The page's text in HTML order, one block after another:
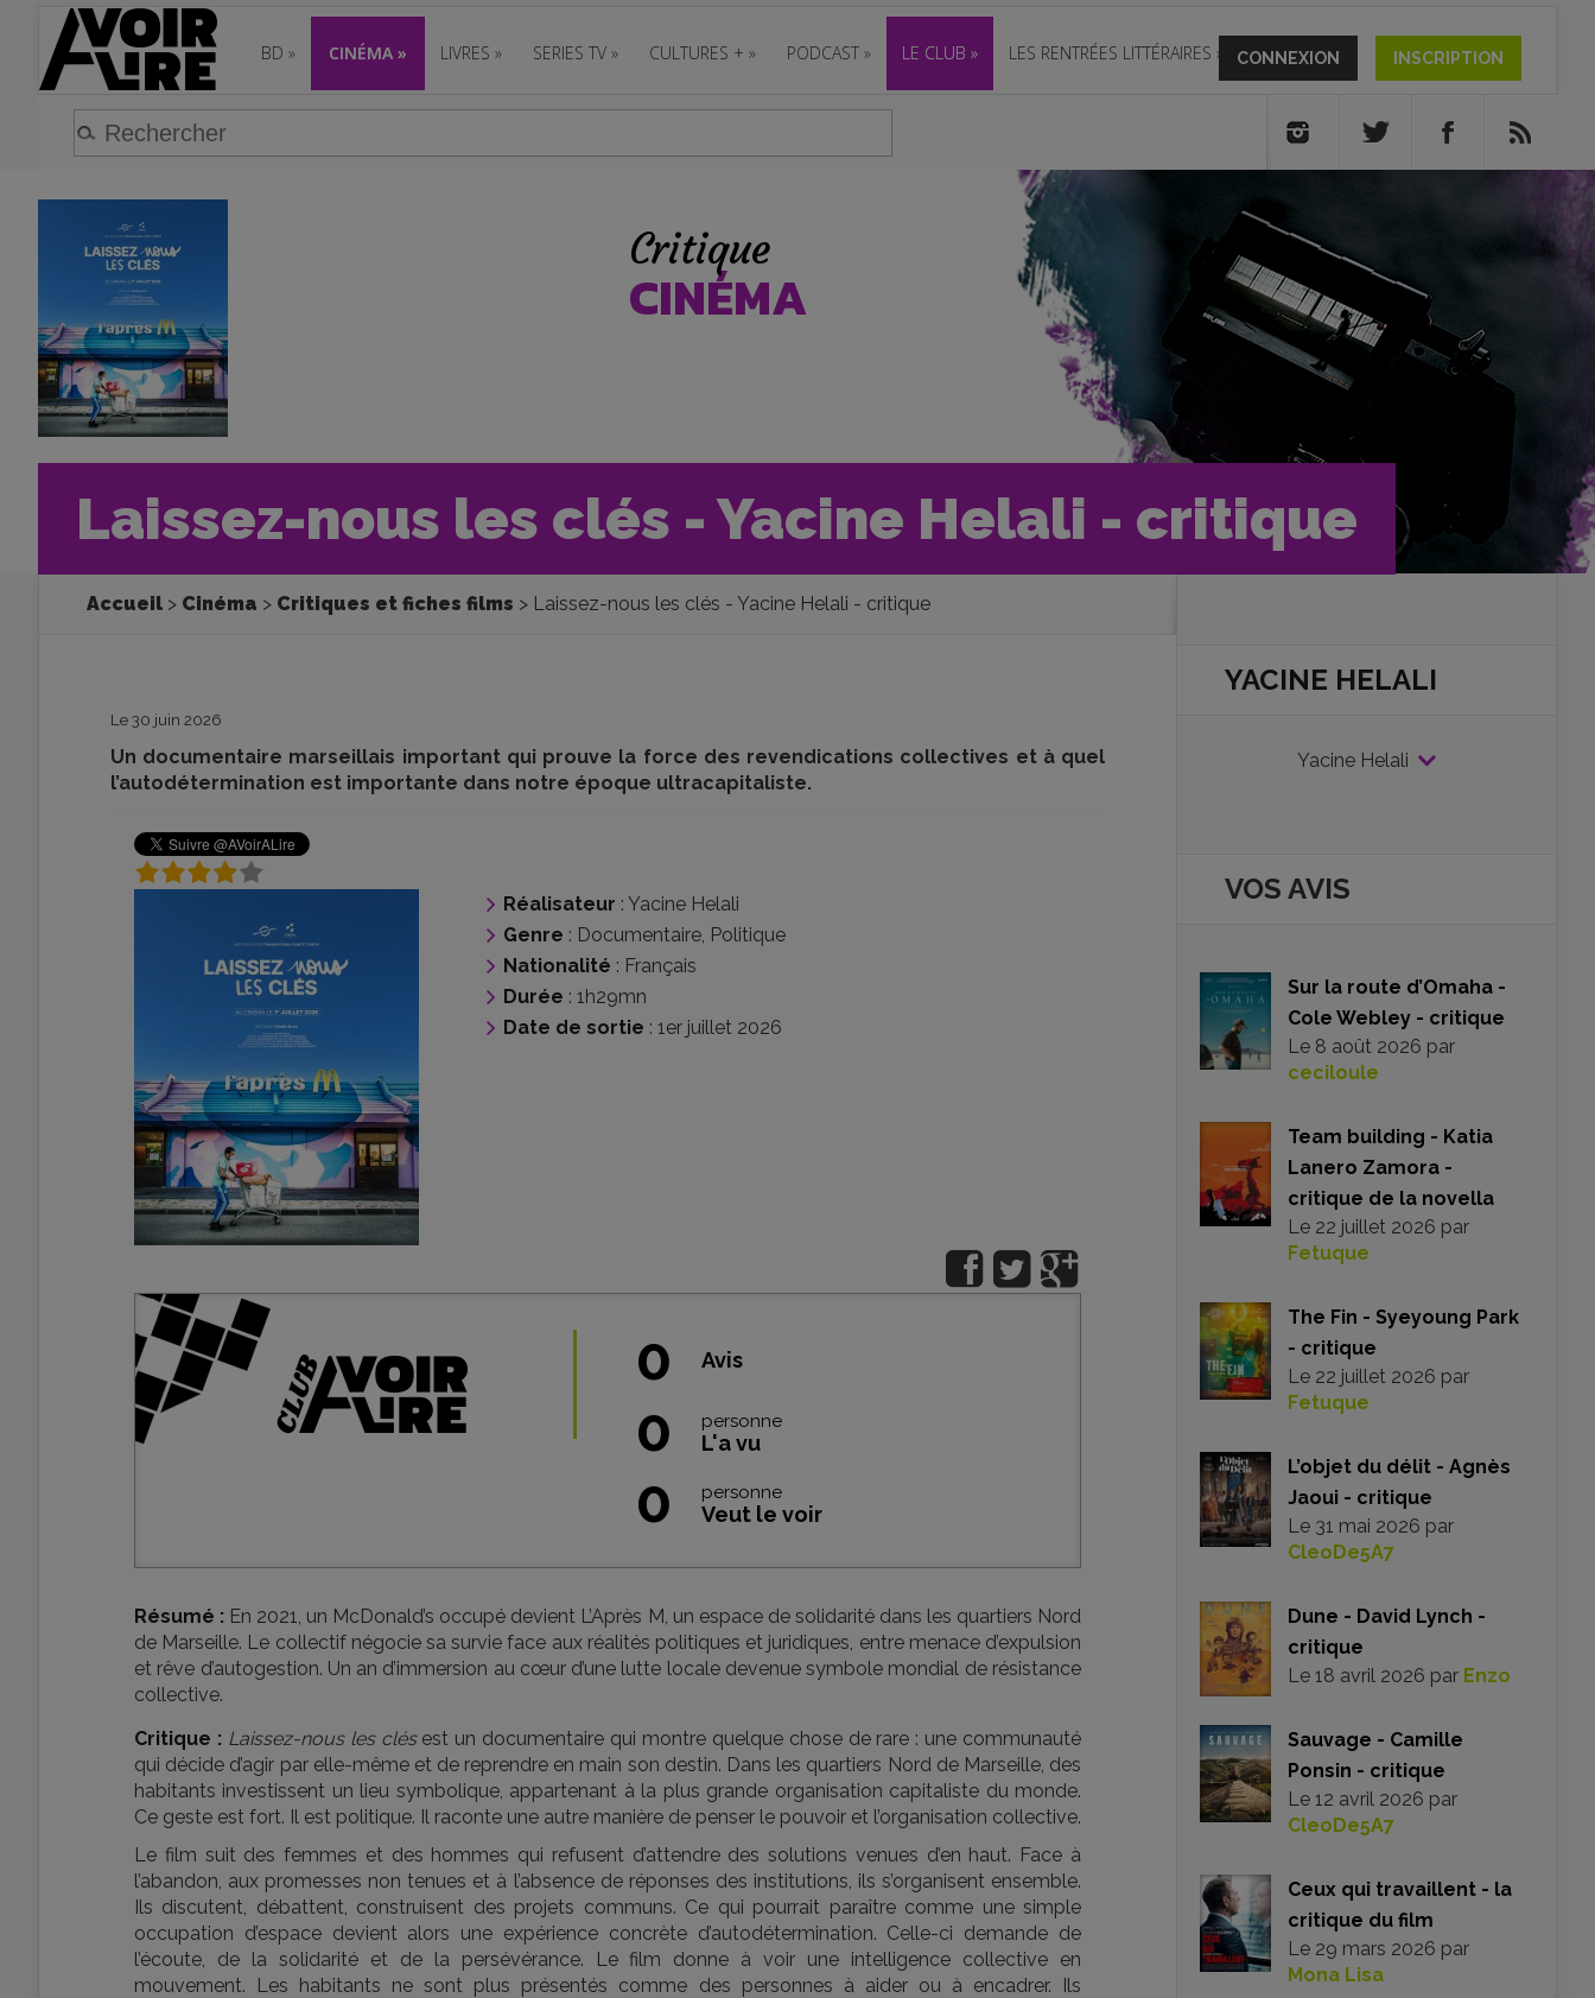
BD » CINÉMA » LIVRES » SERIES TV » CULTURES + » PODCAST » LE CLUB » LES RENTRÉES LITTÉRAIRES » CONNEXION INSCRIPTION
Critique
CINÉMA
Laissez-nous les clés - Yacine Helali - critique
Accueil Cinéma Critiques et fiches films Laissez-nous les clés - Yacine Helali - critique
Le 30 juin 2026
Un documentaire marseillais important qui prouve la force des revendications collectives et à quel
l’autodétermination est importante dans notre époque ultracapitaliste.
Réalisateur : Yacine Helali
Genre : Documentaire, Politique
Nationalité : Français
Durée : 1h29mn
Date de sortie : 1er juillet 2026
0 Avis
0 personne
L'a vu
0 personne
Veut le voir
Résumé : En 2021, un McDonald’s occupé devient L’Après M, un espace de solidarité dans les quartiers Nord
de Marseille. Le collectif négocie sa survie face aux réalités politiques et juridiques, entre menace d’expulsion
et rêve d’autogestion. Un an d’immersion au cœur d’une lutte locale devenue symbole mondial de résistance
collective.
Critique : Laissez-nous les clésest un documentaire qui montre quelque chose de rare : une communauté
qui décide d’agir par elle-même et de reprendre en main son destin. Dans les quartiers Nord de Marseille, des
habitants investissent un lieu symbolique, appartenant à la plus grande organisation capitaliste du monde.
Ce geste est fort. Il est politique. Il raconte une autre manière de penser le pouvoir et l’organisation collective.
Le film suit des femmes et des hommes qui refusent d’attendre des solutions venues d’en haut. Face à
l’abandon, aux promesses non tenues et à l’absence de réponses des institutions, ils s’organisent ensemble.
Ils discutent, débattent, construisent des projets communs. Ce qui pourrait paraître comme une simple
occupation d’espace devient alors une expérience concrète d’autodétermination. Celle-ci demande de
l’écoute, de la solidarité et de la persévérance. Le film donne à voir une intelligence collective en
mouvement. Les habitants ne sont plus présentés comme des personnes à aider ou à encadrer. Ils
YACINE HELALI
Yacine Helali
VOS AVIS
Sur la route d’Omaha -
Cole Webley - critique
Le 8 août 2026 par
ceciloule
Team building - Katia
Lanero Zamora -
critique de la novella
Le 22 juillet 2026 par
Fetuque
The Fin - Syeyoung Park
- critique
Le 22 juillet 2026 par
Fetuque
L’objet du délit - Agnès
Jaoui - critique
Le 31 mai 2026 par
CleoDe5A7
Dune - David Lynch -
critique
Le 18 avril 2026 par Enzo
Sauvage - Camille
Ponsin - critique
Le 12 avril 2026 par
CleoDe5A7
Ceux qui travaillent - la
critique du film
Le 29 mars 2026 par
Mona Lisa